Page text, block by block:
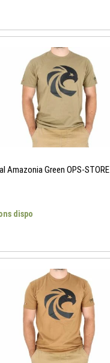
Amazonia Green OPS-STORE
dispo